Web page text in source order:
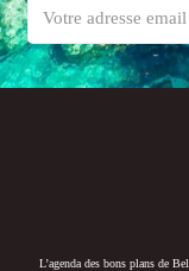
L’agenda des bons plans de